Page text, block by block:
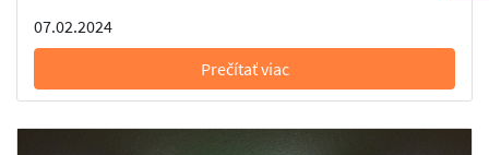
07.02.2024
Prečítať viac